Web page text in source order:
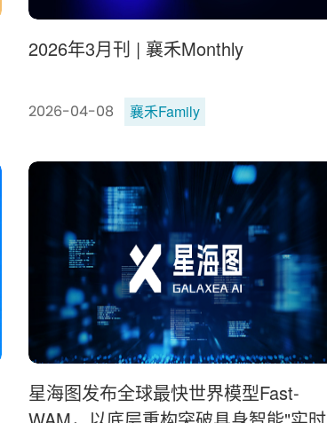
2026年3月刊 | 襄禾Monthly
2026-04-08 襄禾Family
星海图发布全球最快世界模型Fast-